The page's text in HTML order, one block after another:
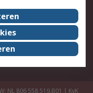
ons
bij RS
NL 806 558 519.B01 | KvK